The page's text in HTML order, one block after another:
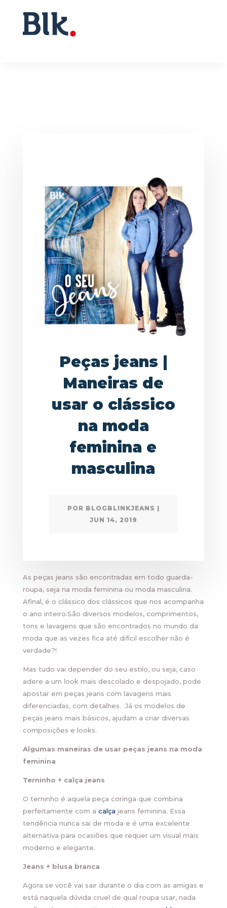
Peças jeans |
Maneiras de
usar o clássico
na moda
feminina e
masculina
POR BLOGBLINKJEANS |
JUN 14, 2019
As peças jeans são encontradas em todo guarda-
roupa, seja na moda feminina ou moda masculina.
Afinal, é o clássico dos clássicos que nos acompanha
o ano inteiro.São diversos modelos, comprimentos,
tons e lavagens que são encontrados no mundo da
moda que as vezes fica até difícil escolher não é
verdade?!
Mas tudo vai depender do seu estilo, ou seja, caso
adere a um look mais descolado e despojado, pode
apostar em peças jeans com lavagens mais
diferenciadas, com detalhes. Já os modelos de
peças jeans mais básicos, ajudam a criar diversas
composições e looks.
Algumas maneiras de usar peças jeans na moda
feminina
Terninho + calça jeans
O terninho é aquela peça coringa que combina
perfeitamente com a calça jeans feminina. Essa
tendência nunca sai de moda e é uma excelente
alternativa para ocasiões que requer um visual mais
moderno e elegante.
Jeans + blusa branca
Agora se você vai sair durante o dia com as amigas e
está naquela dúvida cruel de qual roupa usar, nada